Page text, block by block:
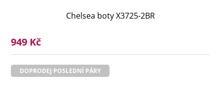
Chelsea boty X3725-2BR
949 Kč
DOPRODEJ POSLEDNÍ PÁRY